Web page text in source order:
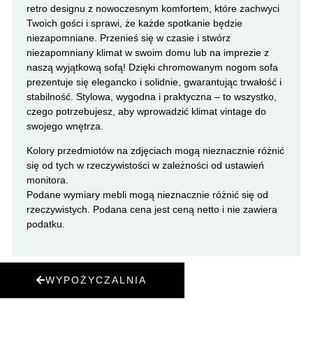
retro designu z nowoczesnym komfortem, które zachwyci
Twoich gości i sprawi, że każde spotkanie będzie
niezapomniane. Przenieś się w czasie i stwórz
niezapomniany klimat w swoim domu lub na imprezie z
naszą wyjątkową sofą! Dzięki chromowanym nogom sofa
prezentuje się elegancko i solidnie, gwarantując trwałość i
stabilność. Stylowa, wygodna i praktyczna – to wszystko,
czego potrzebujesz, aby wprowadzić klimat vintage do
swojego wnętrza.
Kolory przedmiotów na zdjęciach mogą nieznacznie różnić
się od tych w rzeczywistości w zależności od ustawień
monitora.
Podane wymiary mebli mogą nieznacznie różnić się od
rzeczywistych. Podana cena jest ceną netto i nie zawiera
podatku.
WYPOŻYCZALNIA